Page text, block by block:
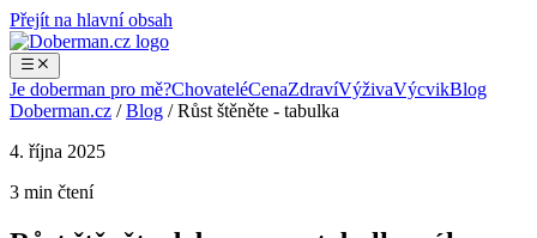
Přejít na hlavní obsah
Je doberman pro mě?ChovateléCenaZdravíVýživaVýcvikBlog
Doberman.cz / Blog / Růst štěněte - tabulka
4. října 2025
3 min čtení